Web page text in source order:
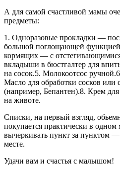
А для самой счастливой мамы
предметы:
1. Одноразовые прокладки —
большой поглощающей
кормящих — с
вкладыши в бюстгалтер для
на сосок.5. Молокоотсос
Масло для обработки сосков или
(например, Бепантен).8. Крем
на животе.
Списки, на первый взгляд,
покупается практически в
вычеркивать пункт за пунктом
месте.
Удачи вам и счастья с малышом!